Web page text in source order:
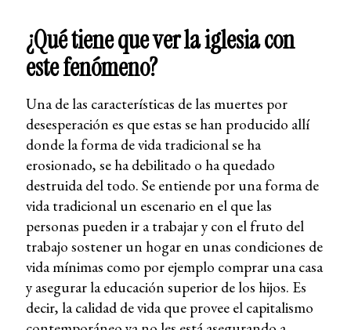
¿Qué tiene que ver la iglesia con
este fenómeno?
Una de las características de las muertes por
desesperación es que estas se han producido allí
donde la forma de vida tradicional se ha
erosionado, se ha debilitado o ha quedado
destruida del todo. Se entiende por una forma de
vida tradicional un escenario en el que las
personas pueden ir a trabajar y con el fruto del
trabajo sostener un hogar en unas condiciones de
vida mínimas como por ejemplo comprar una casa
y asegurar la educación superior de los hijos. Es
decir, la calidad de vida que provee el capitalismo